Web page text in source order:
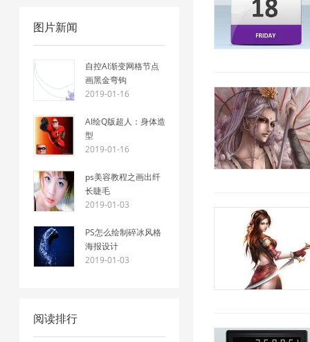
图片新闻
自控AI渐变网格节点
画黑金弯钩
2019-01-16
AI绘Q版超人：身体造
型
2019-01-16
ps美容教程之画出纤
长睫毛
2019-01-03
PS怎么绘制碎冰风格
海报设计
2019-01-03
阅读排行